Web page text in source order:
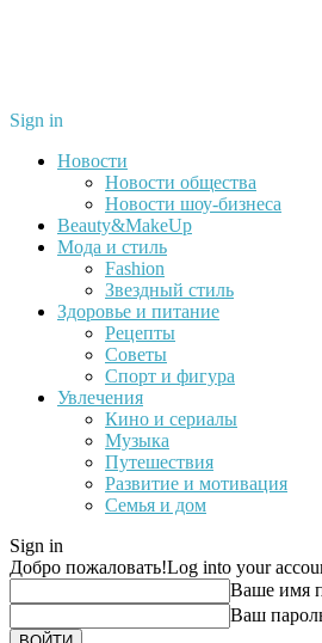
Sign in
Новости
Новости общества
Новости шоу-бизнеса
Beauty&MakeUp
Мода и стиль
Fashion
Звездный стиль
Здоровье и питание
Рецепты
Советы
Спорт и фигура
Увлечения
Кино и сериалы
Музыка
Путешествия
Развитие и мотивация
Семья и дом
Sign in
Добро пожаловать!Log into your
Ваше имя
Ваш